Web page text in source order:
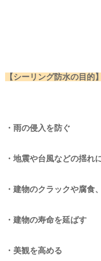
【シーリング防水の目的】
・雨の侵入を防ぐ
・地震や台風などの揺れ
・建物のクラックや腐食
・建物の寿命を延ばす
・美観を高める